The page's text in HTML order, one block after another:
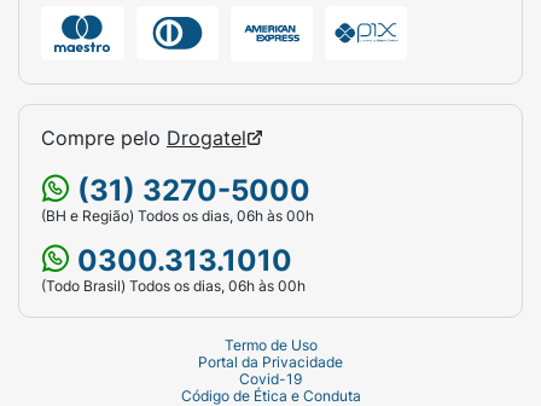
Compre pelo Drogatel
(31) 3270-5000
(BH e Região) Todos os dias, 06h às 00h
0300.313.1010
(Todo Brasil) Todos os dias, 06h às 00h
Termo de Uso
Portal da Privacidade
Covid-19
Código de Ética e Conduta